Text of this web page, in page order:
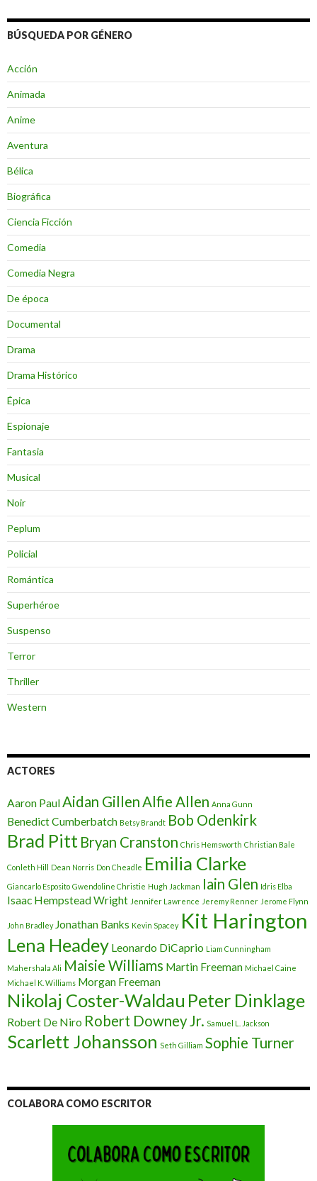
BÚSQUEDA POR GÉNERO
Acción
Animada
Anime
Aventura
Bélica
Biográfica
Ciencia Ficción
Comedia
Comedia Negra
De época
Documental
Drama
Drama Histórico
Épica
Espionaje
Fantasia
Musical
Noir
Peplum
Policial
Romántica
Superhéroe
Suspenso
Terror
Thriller
Western
ACTORES
Aaron Paul Aidan Gillen Alfie Allen Anna Gunn
Benedict Cumberbatch Betsy Brandt Bob Odenkirk
Brad Pitt Bryan Cranston Chris Hemsworth Christian Bale
Conleth Hill Dean Norris Don Cheadle Emilia Clarke
Giancarlo Esposito Gwendoline Christie Hugh Jackman Iain Glen Idris Elba
Isaac Hempstead Wright Jennifer Lawrence Jeremy Renner Jerome Flynn
John Bradley Jonathan Banks Kevin Spacey Kit Harington
Lena Headey Leonardo DiCaprio Liam Cunningham
Mahershala Ali Maisie Williams Martin Freeman Michael Caine
Michael K. Williams Morgan Freeman
Nikolaj Coster-Waldau Peter Dinklage
Robert De Niro Robert Downey Jr. Samuel L. Jackson
Scarlett Johansson Seth Gilliam Sophie Turner
COLABORA COMO ESCRITOR